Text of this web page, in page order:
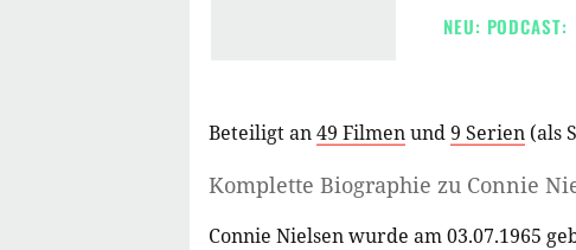
NEU: PODCAST:
Beteiligt an49 Filmenund9 Serien (als
Komplette Biographie zu Connie
Connie Nielsen wurde am 03.07.1965